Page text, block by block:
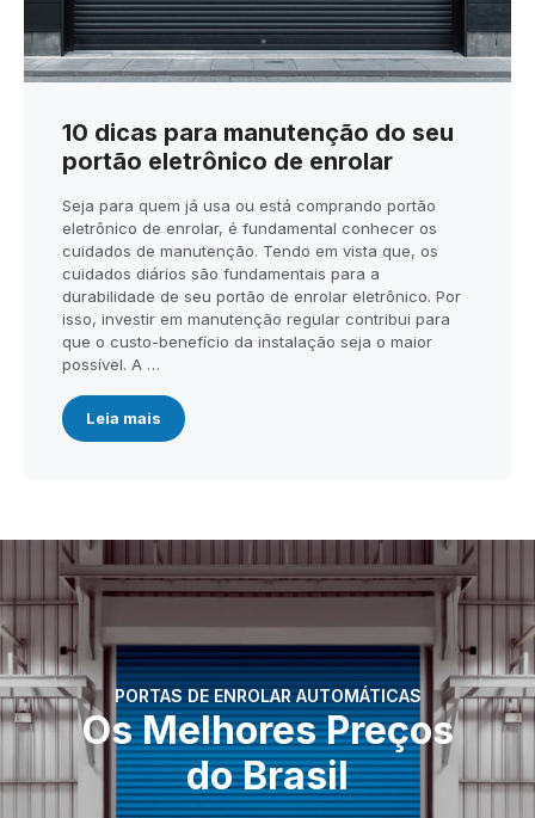
10 dicas para manutenção do seu
portão eletrônico de enrolar
Seja para quem já usa ou está comprando portão
eletrônico de enrolar, é fundamental conhecer os
cuidados de manutenção. Tendo em vista que, os
cuidados diários são fundamentais para a
durabilidade de seu portão de enrolar eletrônico. Por
isso, investir em manutenção regular contribui para
que o custo-benefício da instalação seja o maior
possível. A …
Leia mais
PORTAS DE ENROLAR AUTOMÁTICAS
Os Melhores Preços
do Brasil